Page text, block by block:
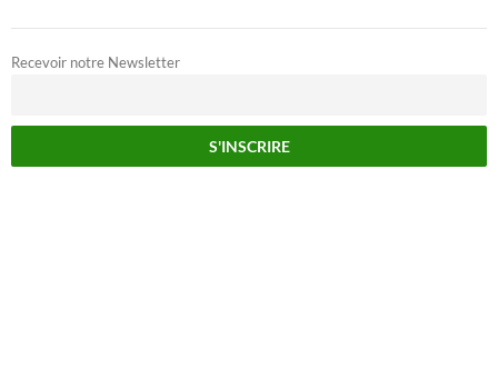
Recevoir notre Newsletter